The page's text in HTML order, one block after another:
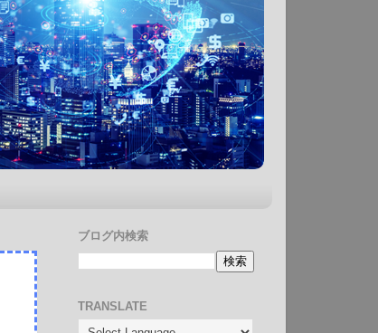
ブログ内検索
TRANSLATE